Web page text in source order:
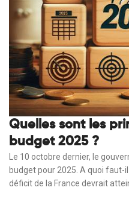
Quelles sont les
budget 2025 ?
Le 10 octobre dernier, le
budget pour 2025. A quoi faut-
déficit de la France devrait